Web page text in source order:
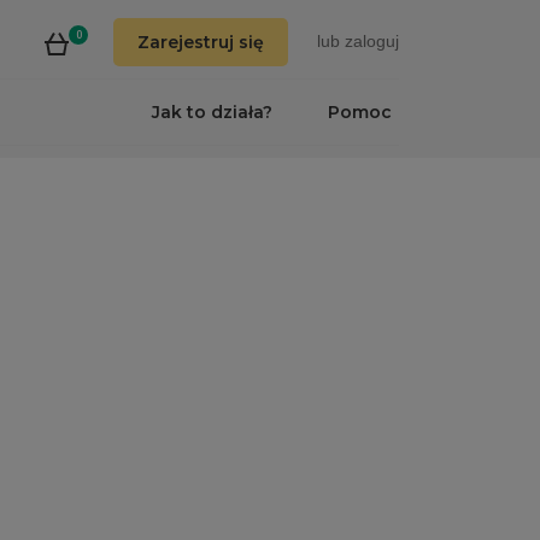
0 Zarejestruj się lub zaloguj
Pomoc
Jak to działa?